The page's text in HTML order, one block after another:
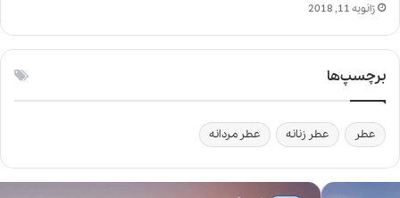
ژانویه 11, 2018
برچسپ‌ها
عطر عطر زنانه عطر مردانه